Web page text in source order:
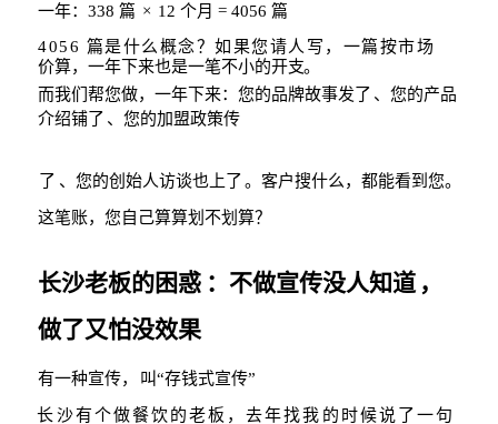
一年：338篇 × 12个月 = 4056篇
4056 篇是什么概念？如果您请人写，一篇按市场
价算，一年下来也是一笔不小的开支。
而我们帮您做，一年下来：您的品牌故事发了 、您的产品
介绍铺了 、您的加盟政策传
了 、您的创始人访谈也上了 。客户搜什么，都能看到您。
这笔账，您自己算算划不划算？
长沙老板的困惑 ：不做宣传没人知道 ，
做了又怕没效果
有一种宣传， 叫“存钱式宣传”
长沙有个做餐饮的老板，去年找我的时候说了一句